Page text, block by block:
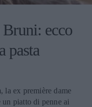
ecco
pasta
la ex première dame
un piatto di penne ai